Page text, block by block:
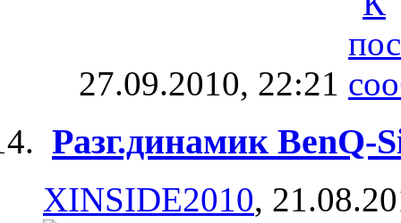
27.09.2010, 22:21
Разг.динамик BenQ-
XINSIDE2010,